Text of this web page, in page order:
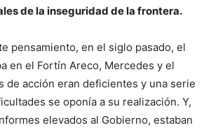
de la inseguridad de la frontera.
pensamiento, en el siglo pasado, el
en el Fortín Areco, Mercedes y el
de acción eran deficientes y una serie
se oponía a su realización. Y,
elevados al Gobierno, estaban